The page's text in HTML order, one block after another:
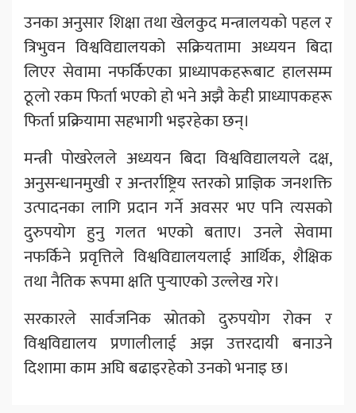
उनका अनुसार शिक्षा तथा खेलकुद मन्त्रालयको पहल र
त्रिभुवन विश्वविद्यालयको सक्रियतामा अध्ययन बिदा
लिएर सेवामा नफर्किएका प्राध्यापकहरूबाट हालसम्म
ठूलो रकम फिर्ता भएको हो भने अझै केही प्राध्यापकहरू
फिर्ता प्रक्रियामा सहभागी भइरहेका छन्।
मन्त्री पोखरेलले अध्ययन बिदा विश्वविद्यालयले दक्ष,
अनुसन्धानमुखी र अन्तर्राष्ट्रिय स्तरको प्राज्ञिक जनशक्ति
उत्पादनका लागि प्रदान गर्ने अवसर भए पनि त्यसको
दुरुपयोग हुनु गलत भएको बताए। उनले सेवामा
नफर्किने प्रवृत्तिले विश्वविद्यालयलाई आर्थिक, शैक्षिक
तथा नैतिक रूपमा क्षति पुर्‍याएको उल्लेख गरे।
सरकारले सार्वजनिक स्रोतको दुरुपयोग रोक्न र
विश्वविद्यालय प्रणालीलाई अझ उत्तरदायी बनाउने
दिशामा काम अघि बढाइरहेको उनको भनाइ छ।